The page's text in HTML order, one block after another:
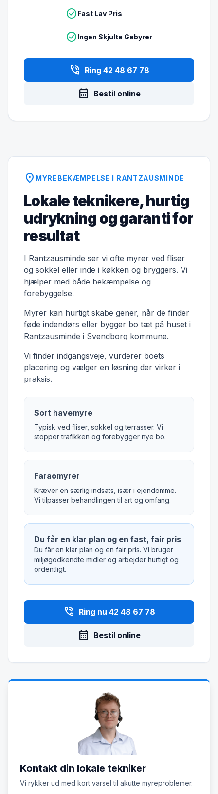
check_circleFast Lav Pris
check_circleIngen Skjulte Gebyrer
phone_in_talk Ring 42 48 67 78
calendar_month Bestil online
location_on MYREBEKÆMPELSE I RANTZAUSMINDE
Lokale teknikere, hurtig
udrykning og garanti for
resultat
I Rantzausminde ser vi ofte myrer ved fliser
og sokkel eller inde i køkken og bryggers. Vi
hjælper med både bekæmpelse og
forebyggelse.
Myrer kan hurtigt skabe gener, når de finder
føde indendørs eller bygger bo tæt på huset i
Rantzausminde i Svendborg kommune.
Vi finder indgangsveje, vurderer boets
placering og vælger en løsning der virker i
praksis.
Sort havemyre
Typisk ved fliser, sokkel og terrasser. Vi
stopper trafikken og forebygger nye bo.
Faraomyrer
Kræver en særlig indsats, især i ejendomme.
Vi tilpasser behandlingen til art og omfang.
Du får en klar plan og en fast, fair pris
Du får en klar plan og en fair pris. Vi bruger
miljøgodkendte midler og arbejder hurtigt og
ordentligt.
phone_in_talk Ring nu 42 48 67 78
calendar_month Bestil online
Kontakt din lokale tekniker
Vi rykker ud med kort varsel til akutte myreproblemer.